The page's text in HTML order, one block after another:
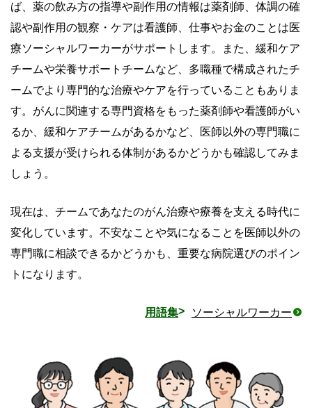
ば、薬の飲み方の指導や副作用の情報は薬剤師、体調の確
認や副作用の観察・ケアは看護師、仕事やお金のことは医
療ソーシャルワーカーがサポートします。また、緩和ケア
チームや栄養サポートチームなど、多職種で構成されたチ
ームでより専門的な治療やケアを行っていることもありま
す。がんに関連する専門資格をもった薬剤師や看護師がい
るか、緩和ケアチームがあるかなど、医師以外の専門職に
よる支援が受けられる体制があるかどうかも確認してみま
しょう。
現在は、チームであなたのがん治療や療養を支える時代に
変化しています。不安なことや気になることを医師以外の
専門職に相談できるかどうかも、重要な病院選びのポイン
トになります。
用語集 ソーシャルワーカー